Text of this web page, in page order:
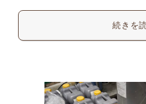
続きを